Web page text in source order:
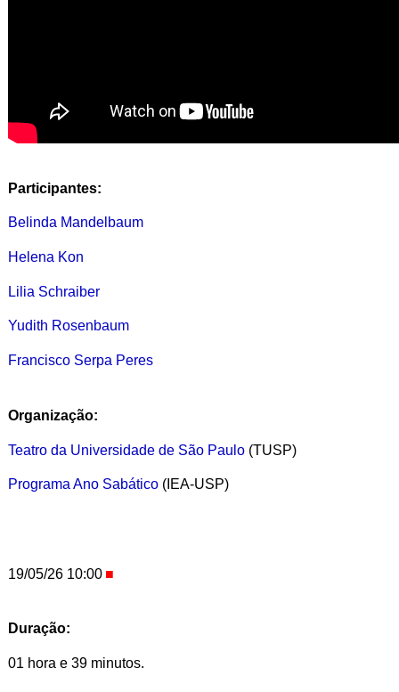
Participantes:
Belinda Mandelbaum
Helena Kon
Lilia Schraiber
Yudith Rosenbaum
Francisco Serpa Peres
Organização:
Teatro da Universidade de São Paulo(TUSP)
Programa Ano Sabático(IEA-USP)
19/05/26 10:00
Duração:
01 hora e 39 minutos.